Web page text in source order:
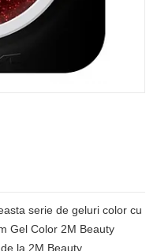
serie de geluri color cu
Gel Color 2M Beauty
la 2M Beauty.